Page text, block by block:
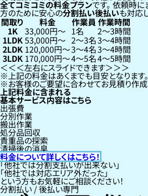
全てコミコミの料金プランです。依頼時に
方のために安心の分割払い後払いも対応
間取り 料金 作業員 作業時間
1K 33,000円〜 1名 2〜3時間
1LDK53,000円〜 2〜3名3〜4時間
2LDK 120,000円〜3〜4名3〜4時間
3LDK 170,000円〜4〜5名4〜5時間
左右にスライドできます
上記の料金はあくまでも目安となります。
お客様のご要望に合わせてお見積り作成
上記料金に含まれる
基本サービス内容はこちら
出張費
分別作業
搬出作業
処分品回収
貴重品の探索
清掃後の消臭
料金について詳しくはこちら！
「他社では分割支払いが出来ない」
「他社では対応エリア外だった」
という方もお気軽にご相談ください！
分割払い / 後払い専門